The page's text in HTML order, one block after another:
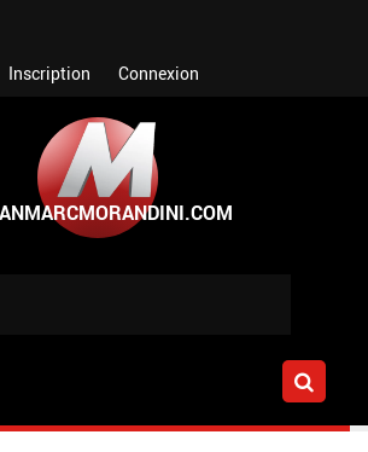
Inscription Connexion